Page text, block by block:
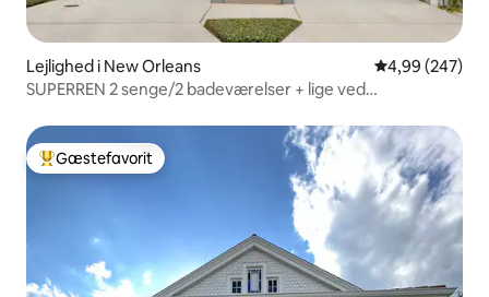
Lejlighed i New Orleans 4,99 ud af 5 i
4,99 (247)
SUPERREN 2 senge/2 badeværelser + lige ved
Bedste gæstefavorit
Gæstefavorit